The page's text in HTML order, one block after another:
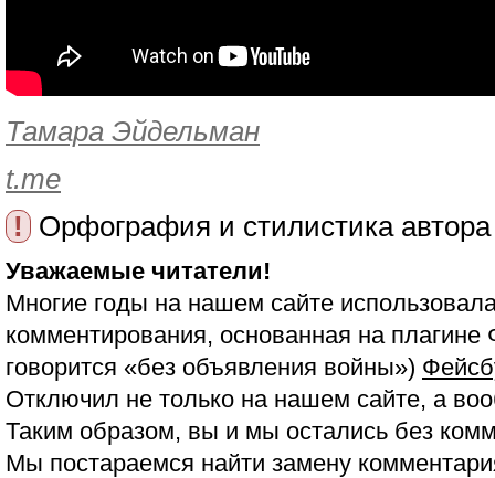
Тамара Эйдельман
t.me
!
Орфография и стилистика
Уважаемые читатели!
Многие годы на нашем сайте
комментирования, основанная на
говорится «без объявления войны»)
Отключил не только на нашем сайте, а
Таким образом, вы и мы остались без
Мы постараемся найти замену